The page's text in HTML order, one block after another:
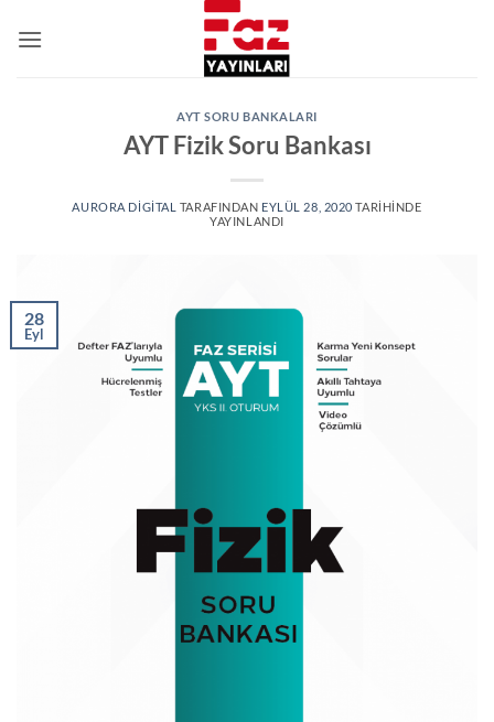
atla
AYT SORU BANKALARI
AYT Fizik Soru Bankası
AURORA DIGITAL TARAFINDAN EYLÜL 28, 2020 TARIHINDE
YAYINLANDI
28
Eyl